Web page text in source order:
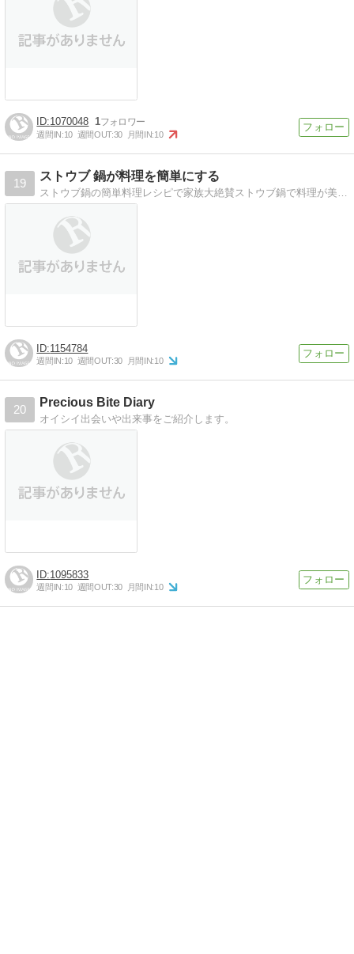
1070048 1
週間IN:10 週間OUT:30 月間IN:10
19
ストウブ 鍋が料理を簡単にする
ストウブ鍋の簡単料理レシピで家族大絶賛ストウブ鍋で料理が美味しくなるんです。ル・クルーゼよりも絶対ストウブ！
1154784
週間IN:10 週間OUT:30 月間IN:10
20
Precious Bite Diary
オイシイ出会いや出来事をご紹介します。
1095833
週間IN:10 週間OUT:30 月間IN:10